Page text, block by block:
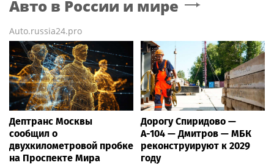
Авто в России и мире
Auto.russia24.pro
Дептранс Москвы
сообщил о
двухкилометровой пробке
на Проспекте Мира
Дорогу Спиридово —
А-104 — Дмитров — МБК
реконструируют к 2029
году